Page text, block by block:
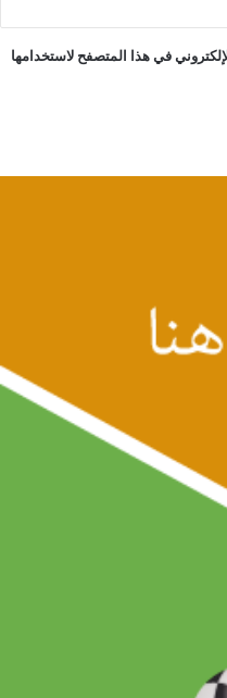
في هذا المتصفح لاستخدامها